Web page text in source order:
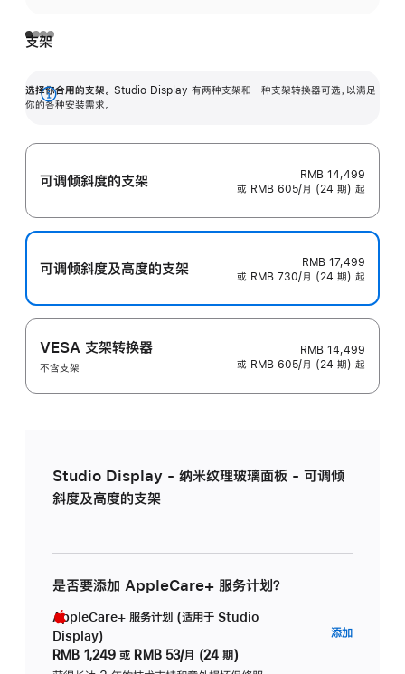
支架
选择你合用的支架。 Studio Display 有两种支架和一种支架转换器可选，以满足
你的各种安装需求。
展
可调倾斜度的支架
RMB 14,499
或 RMB 605/月 (24 期) 起
可调倾斜度及高‍度的支‍架
RMB 17,499
或 RMB 730/月 (24 期) 起
VESA 支架转换器
不含支架
RMB 14,499
或 RMB 605/月 (24 期) 起
Studio Display - 纳米纹理玻璃面板 - 可调倾
斜度及高度的支架
是否要添加 AppleCare+ 服务计划？
AppleCare+ 服务计划 (适用于 Studio
Display)
RMB 1,249 或 RMB 53/月 (24 期)
添加